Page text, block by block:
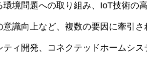
境問題への取り組み、IoT技術の
識向上など、複数の要因に牽引さ
ィ開発、コネクテッドホームシス